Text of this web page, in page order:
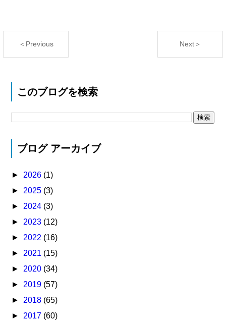
＜Previous Next＞
このブログを検索
ブログ アーカイブ
► 2026 (1)
► 2025 (3)
► 2024 (3)
► 2023 (12)
► 2022 (16)
► 2021 (15)
► 2020 (34)
► 2019 (57)
► 2018 (65)
► 2017 (60)